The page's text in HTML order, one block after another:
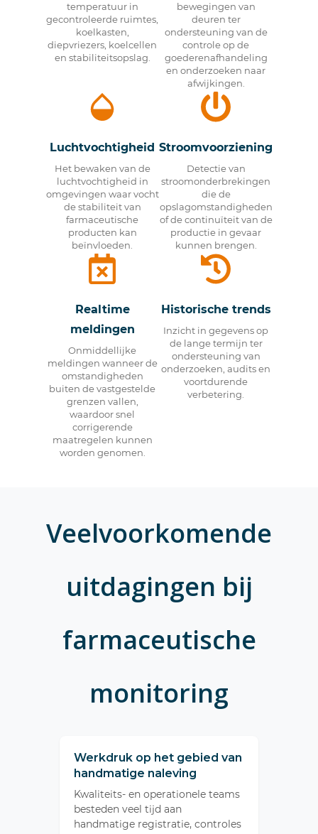
temperatuur in
gecontroleerde ruimtes,
koelkasten,
diepvriezers, koelcellen
en stabiliteitsopslag.
bewegingen van
deuren ter
ondersteuning van de
controle op de
goederenafhandeling
en onderzoeken naar
afwijkingen.
Luchtvochtigheid
Het bewaken van de
luchtvochtigheid in
omgevingen waar vocht
de stabiliteit van
farmaceutische
producten kan
beïnvloeden.
Stroomvoorziening
Detectie van
stroomonderbrekingen
die de
opslagomstandigheden
of de continuïteit van de
productie in gevaar
kunnen brengen.
Realtime
meldingen
Onmiddellijke
meldingen wanneer de
omstandigheden
buiten de vastgestelde
grenzen vallen,
waardoor snel
corrigerende
maatregelen kunnen
worden genomen.
Historische trends
Inzicht in gegevens op
de lange termijn ter
ondersteuning van
onderzoeken, audits en
voortdurende
verbetering.
Veelvoorkomende
uitdagingen bij
farmaceutische
monitoring
Werkdruk op het gebied van
handmatige naleving
Kwaliteits- en operationele teams
besteden veel tijd aan
handmatige registratie, controles